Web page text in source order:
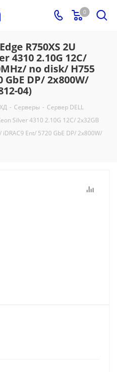
0
R750XS 2U
4310 2.10G 12C/
no disk/ H755
GbE DP/ 2x800W/
04)
- Серверы - Сервер DELL
Silver 4310 2.10G 12C/ 2x32GB
Ent/ 5720 GbE DP/ 2x800W/